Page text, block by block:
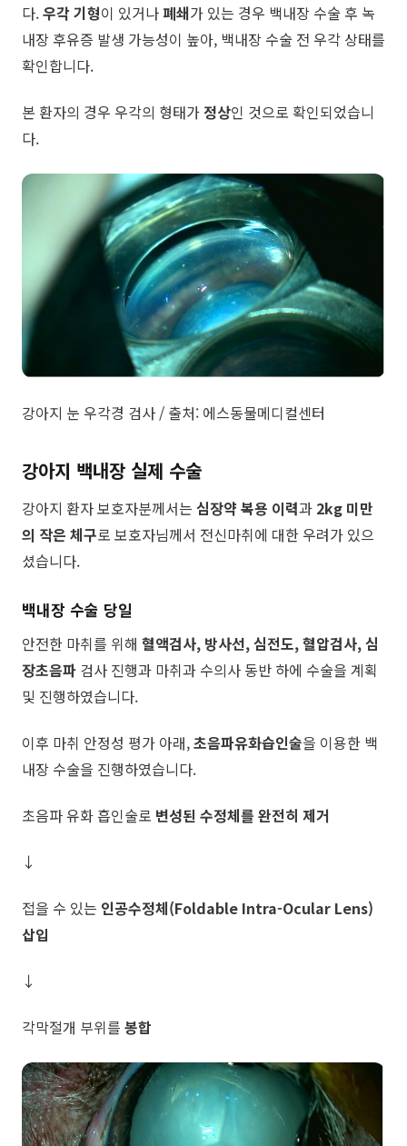
다.우각 기형이 있거나 폐쇄가 있는 경우 백내장 수술 후 녹
내장 후유증 발생 가능성이 높아, 백내장 수술 전 우각 상태를
확인합니다.
​본 환자의 경우 우각의 형태가 정상인 것으로 확인되었습니
다.
강아지 눈 우각경 검사 / 출처: 에스동물메디컬센터
강아지 백내장 실제 수술
강아지 환자 보호자분께서는 심장약 복용 이력과 2kg 미만
의 작은 체구로 보호자님께서 전신마취에 대한 우려가 있으
셨습니다.
백내장 수술 당일
​안전한 마취를 위해 혈액검사, 방사선, 심전도, 혈압검사, 심
장초음파 검사 진행과 마취과 수의사 동반 하에 수술을 계획
및 진행하였습니다.
​이후 마취 안정성 평가 아래,초음파유화습인술을 이용한 백
내장 수술을 진행하였습니다.
초음파 유화 흡인술로 변성된 수정체를 완전히 제거
↓
접을 수 있는 인공수정체(Foldable Intra-Ocular Lens)
삽입
↓
각막절개 부위를 봉합